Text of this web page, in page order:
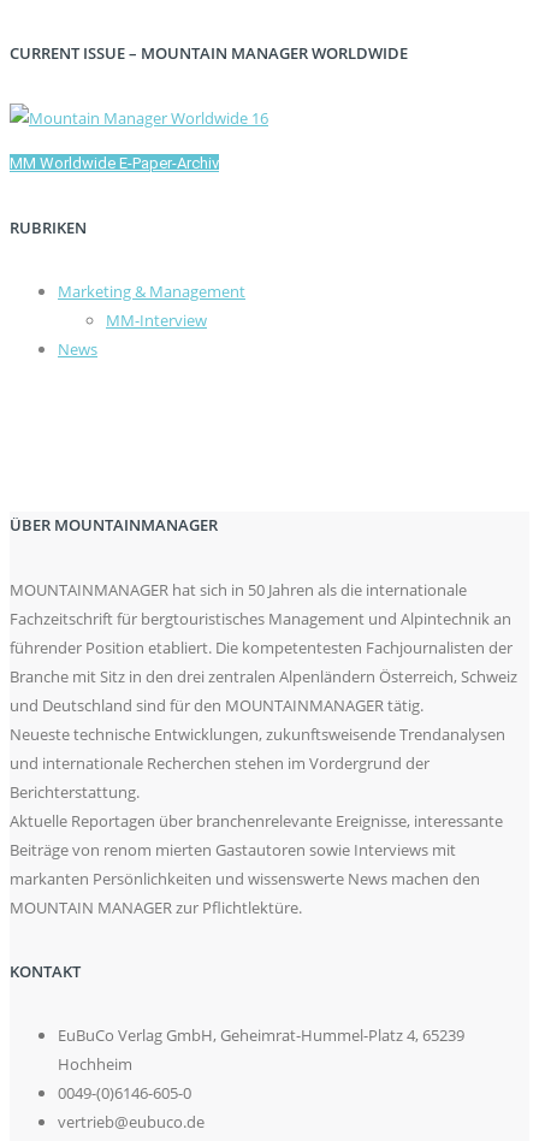
CURRENT ISSUE – MOUNTAIN MANAGER WORLDWIDE
MM Worldwide E-Paper-Archiv
RUBRIKEN
Marketing & Management
MM-Interview
News
ÜBER MOUNTAINMANAGER
MOUNTAINMANAGER hat sich in 50 Jahren als die internationale
Fachzeitschrift für bergtouristisches Management und Alpintechnik an
führender Position etabliert. Die kompetentesten Fachjournalisten der
Branche mit Sitz in den drei zentralen Alpenländern Österreich, Schweiz
und Deutschland sind für den MOUNTAINMANAGER tätig.
Neueste technische Entwicklungen, zukunftsweisende Trendanalysen
und internationale Recherchen stehen im Vordergrund der
Berichterstattung.
Aktuelle Reportagen über branchenrelevante Ereignisse, interessante
Beiträge von renom mierten Gastautoren sowie Interviews mit
markanten Persönlichkeiten und wissenswerte News machen den
MOUNTAIN MANAGER zur Pflichtlektüre.
KONTAKT
EuBuCo Verlag GmbH, Geheimrat-Hummel-Platz 4, 65239
Hochheim
0049-(0)6146-605-0
vertrieb@eubuco.de